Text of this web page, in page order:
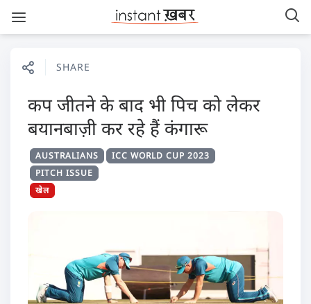
SHARE
कप जीतने के बाद भी पिच को लेकर
बयानबाज़ी कर रहे हैं कंगारू
AUSTRALIANS
ICC WORLD CUP 2023
PITCH ISSUE
खेल